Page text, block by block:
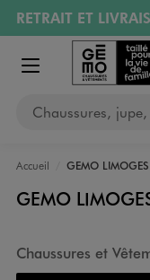
Aller au contenu
Aller à la navigation
RETRAIT ET
Retours OFFERTS
PAYEZ EN 3x SANS
RÉSERVATION
Afficher le menu
Chaussures,
Accueil GEMO
GEMO
Chaussures et